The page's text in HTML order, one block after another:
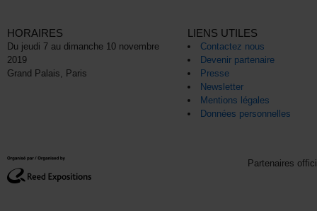
HORAIRES
Du jeudi 7 au dimanche 10 novembre
2019
Grand Palais, Paris
LIENS UTILES
Contactez nous
Devenir partenaire
Presse
Newsletter
Mentions légales
Données personnelles
Partenaires